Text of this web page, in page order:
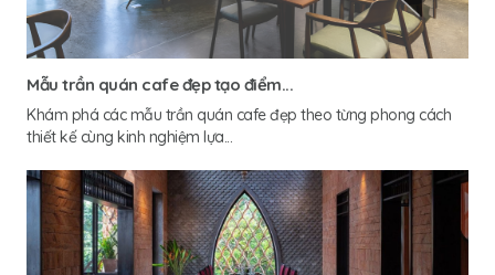
Mẫu trần quán cafe đẹp tạo điểm...
Khám phá các mẫu trần quán cafe đẹp theo từng phong cách
thiết kế cùng kinh nghiệm lựa...